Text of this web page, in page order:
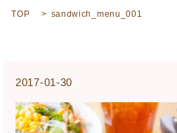
TOP sandwich_menu_001
2017-01-30